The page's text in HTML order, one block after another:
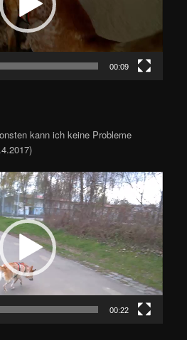
00:09
kann ich keine Probleme
00:22